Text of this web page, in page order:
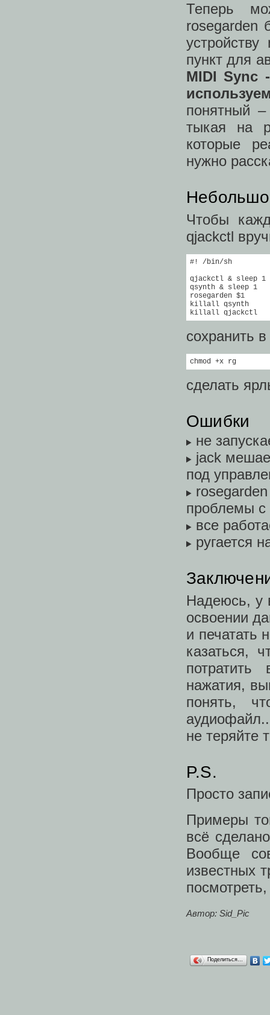
Теперь
rosegarden
пункт для
MIDI Sync
понятный
тыкая на
которые
нужно
Чтобы
qjackctl
#! /bin/sh
qjackctl & sleep 1 #
qsynth & sleep 1   #
rosegarden $1
killall qsynth
сохранить
chmod +x rg
сделать
Ошибки
не
jack
под
проблемы с
все
ругается
Надеюсь, у
освоении
и печатать
казаться,
нажатия,
понять,
не теряйте
P.S.
Просто
Примеры
всё
Вообще
известных
Автор: Sid_Pic
Поделиться…